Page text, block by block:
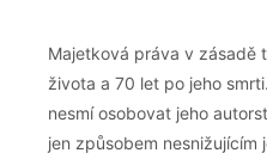
Majetková práva v zásadě
života a 70 let po jeho
nesmí osobovat jeho
jen způsobem nesnižujícím